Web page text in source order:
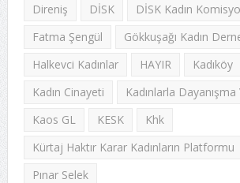
Direniş
DİSK DİSK Kadın
Fatma Şengül
Gökkuşağı Kadın
Halkevci Kadınlar
HAYIR Kadıköy
Kadın Cinayeti
Kadınlarla Dayanışma
Kaos GL
KESK
Khk
Kürtaj Haktır Karar Kadınların Platformu
Pınar Selek